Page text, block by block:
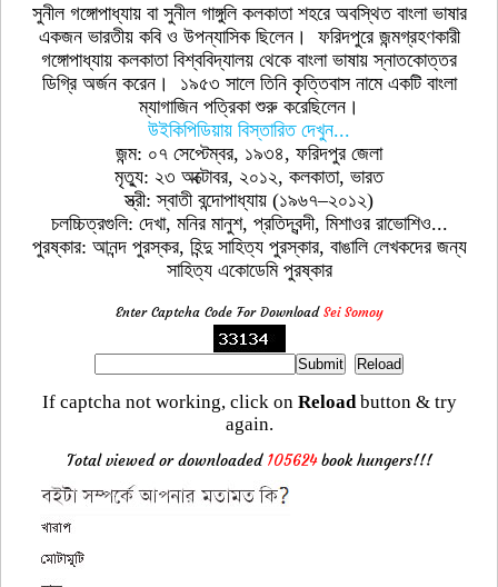
সুনীল গঙ্গোপাধ্যায় বা সুনীল গাঙ্গুলি কলকাতা শহরে অবস্থিত বাংলা ভাষার
একজন ভারতীয় কবি ও উপন্যাসিক ছিলেন। ফরিদপুরে জন্মগ্রহণকারী
গঙ্গোপাধ্যায় কলকাতা বিশ্ববিদ্যালয় থেকে বাংলা ভাষায় স্নাতকোত্তর
ডিগ্রি অর্জন করেন। ১৯৫৩ সালে তিনি কৃত্তিবাস নামে একটি বাংলা
ম্যাগাজিন পত্রিকা শুরু করেছিলেন।
উইকিপিডিয়ায় বিস্তারিত দেখুন...
জন্ম: ০৭ সেপ্টেম্বর, ১৯৩৪, ফরিদপুর জেলা
মৃত্যু: ২৩ অক্টোবর, ২০১২, কলকাতা, ভারত
স্ত্রী: স্বাতী বন্দোপাধ্যায় (১৯৬৭–২০১২)
চলচ্চিত্রগুলি: দেখা, মনির মানুশ, প্রতিদ্বন্দী, মিশাওর রাভোশিও...
পুরষ্কার: আনন্দ পুরস্কর, হিন্দু সাহিত্য পুরস্কার, বাঙালি লেখকদের জন্য
সাহিত্য একােডেমি পুরষ্কার
Enter Captcha Code For Download Sei Somoy
If captcha not working, click on Reloadbutton & try
again.
Total viewed or downloaded 105624book hungers!!!